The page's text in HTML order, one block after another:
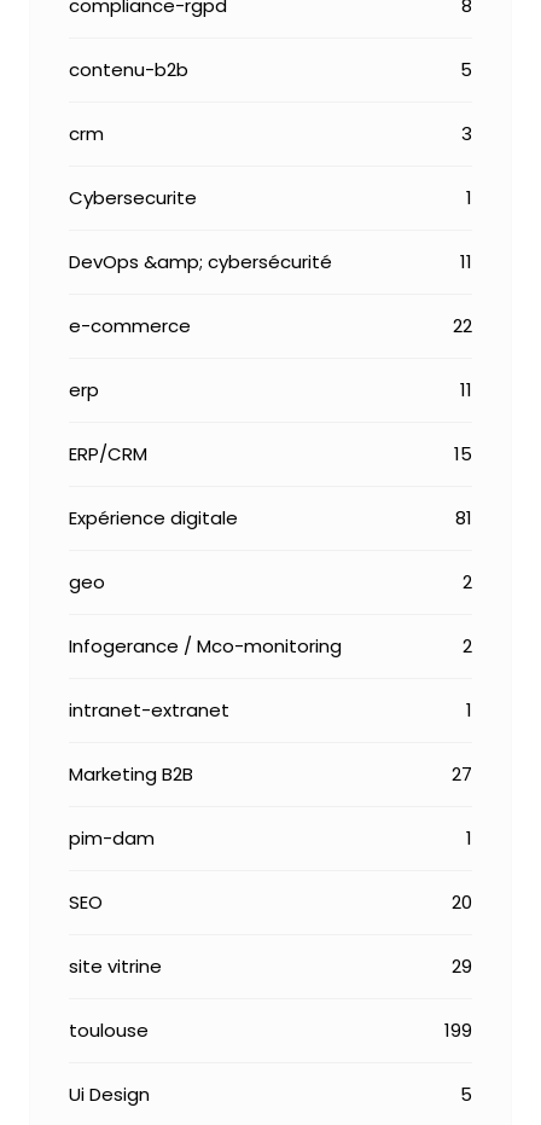
compliance-rgpd 8
contenu-b2b 5
crm 3
Cybersecurite 1
DevOps &amp; cybersécurité 11
e-commerce 22
erp 11
ERP/CRM 15
Expérience digitale 81
geo 2
Infogerance / Mco-monitoring 2
intranet-extranet 1
Marketing B2B 27
pim-dam 1
SEO 20
site vitrine 29
toulouse 199
Ui Design 5